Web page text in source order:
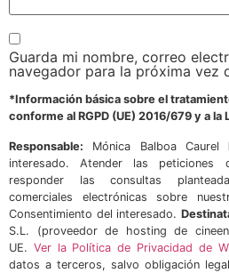
Guarda mi nombre, correo
navegador para la próxima vez
*Información básica sobre el
conforme al RGPD (UE) 2016/679 y a la
Responsable: Mónica Balboa Caurel
interesado. Atender las peticiones
responder las consultas
comerciales electrónicas sobre
Consentimiento del interesado.
S.L. (proveedor de hosting de
UE. Ver la Política de Privacidad de
datos a terceros, salvo obligación